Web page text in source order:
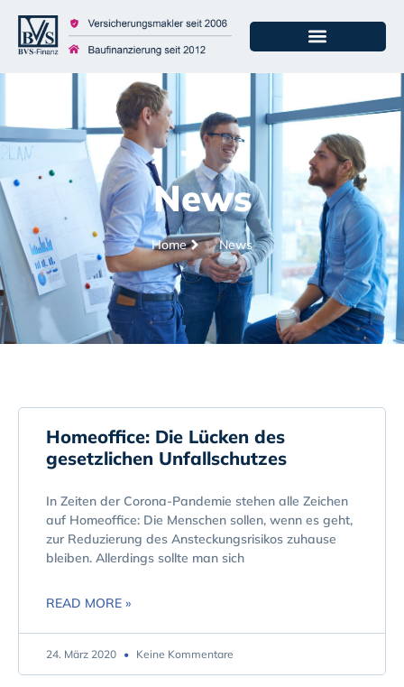
News
Home News
Homeoffice: Die Lücken des
gesetzlichen Unfallschutzes
In Zeiten der Corona-Pandemie stehen alle Zeichen
auf Homeoffice: Die Menschen sollen, wenn es geht,
zur Reduzierung des Ansteckungsrisikos zuhause
bleiben. Allerdings sollte man sich
READ MORE »
24. März 2020 Keine Kommentare